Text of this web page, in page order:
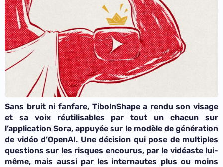
Sans bruit ni fanfare, TiboInShape a rendu son visage
et sa voix réutilisables par tout un chacun sur
l’application Sora, appuyée sur le modèle de génération
de vidéo d’OpenAI. Une décision qui pose de multiples
questions sur les risques encourus, par le vidéaste lui-
même, mais aussi par les internautes plus ou moins